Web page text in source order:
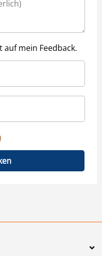
mein Feedback.